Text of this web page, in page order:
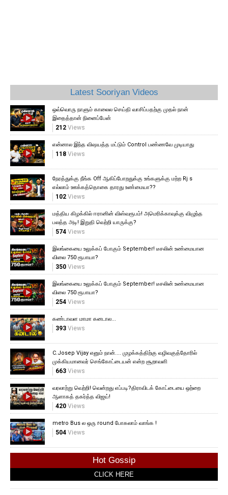
Latest Sooriyan Videos
ஒவ்வொரு நாளும் காலைல செய்தி வாசிப்பதற்கு முதல் நான்
இதைத்தான் நினைப்பேன்
212Views
என்னால இந்த விஷயத்த மட்டும் Control பண்ணவே முடியாது
118Views
நேரத்துக்கு நீங்க Off ஆகிப்போறதுக்கு உங்களுக்கு மற்ற Rj s
எல்லாம் ஊக்கத்தொகை தாரது உண்மையா??
102Views
மத்திய கிழக்கில் ஈரானின் விஸ்வரூபம்! அமெரிக்காவுக்கு விழுந்த
பலத்த அடி! இறுதி வெற்றி யாருக்கு?
574Views
இலங்கையை உலுக்கப் போகும் September! டீசலின் உண்மையான
விலை 750 ரூபாயா?
350Views
இலங்கையை உலுக்கப் போகும் September! டீசலின் உண்மையான
விலை 750 ரூபாயா?
254Views
கண்டாவள மாமா கனடால...
393Views
C.Josep Vijay எனும் நான்.... முழக்கத்திற்கு வழிவகுத்தோரில்
முக்கியமானவர் செங்கோட்டையன் என்ற சூறாவளி
663Views
வரலாற்று வெற்றி! வென்றது எப்படி?திராவிடக் கோட்டையை ஒற்றை
ஆளாகத் தகர்த்த விஜய்!
420Views
metro Bus ல ஒரு round போகலாம் வாங்க !
504Views
Hot Gossip
CLICK HERE